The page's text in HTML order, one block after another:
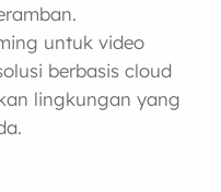
untuk video
berbasis cloud
lingkungan yang